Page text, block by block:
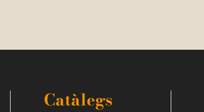
Catàlegs